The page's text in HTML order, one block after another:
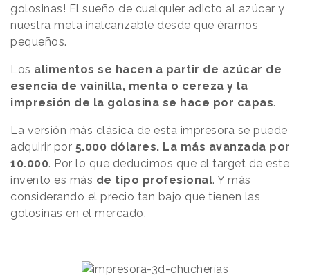
golosinas! El sueño de cualquier adicto al azúcar y
nuestra meta inalcanzable desde que éramos
pequeños.
Los alimentos se hacen a partir de azúcar de
esencia de vainilla, menta o cereza y la
impresión de la golosina se hace por capas.
La versión más clásica de esta impresora se puede
adquirir por 5.000 dólares. La más avanzada por
10.000. Por lo que deducimos que el target de este
invento es más de tipo profesional. Y más
considerando el precio tan bajo que tienen las
golosinas en el mercado.